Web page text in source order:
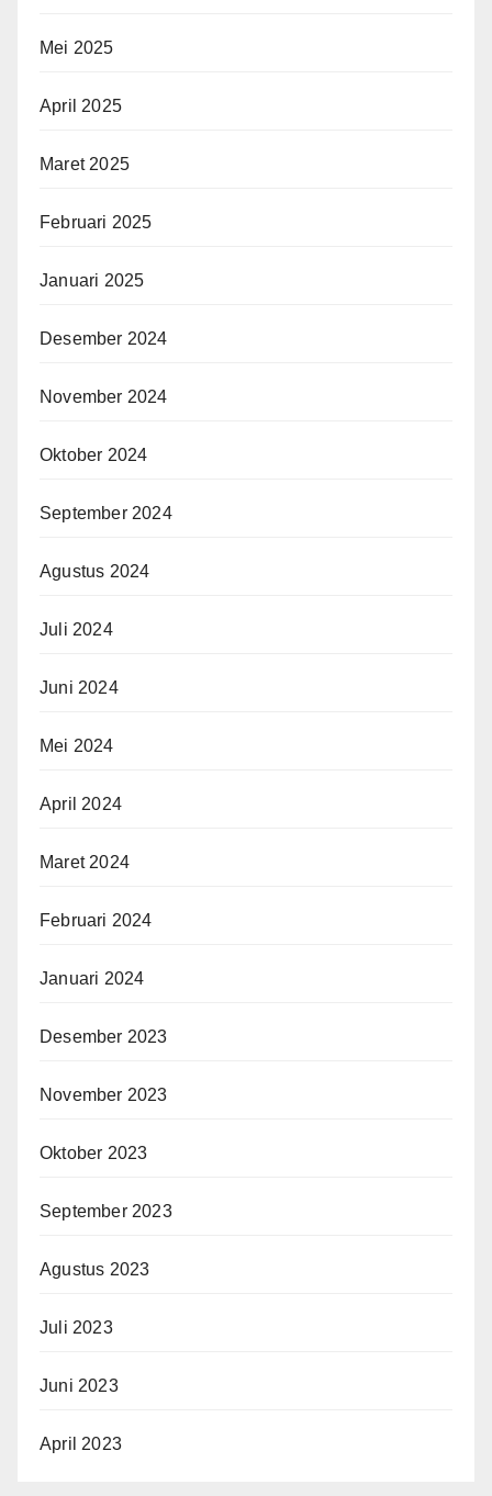
Mei 2025
April 2025
Maret 2025
Februari 2025
Januari 2025
Desember 2024
November 2024
Oktober 2024
September 2024
Agustus 2024
Juli 2024
Juni 2024
Mei 2024
April 2024
Maret 2024
Februari 2024
Januari 2024
Desember 2023
November 2023
Oktober 2023
September 2023
Agustus 2023
Juli 2023
Juni 2023
April 2023